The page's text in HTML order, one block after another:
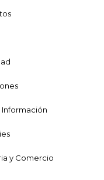
y Comercio